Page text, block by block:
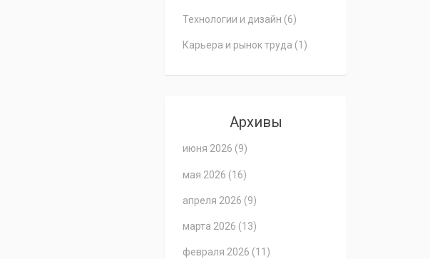
Технологии и дизайн (6)
Карьера и рынок труда (1)
Архивы
июня 2026 (9)
мая 2026 (16)
апреля 2026 (9)
марта 2026 (13)
февраля 2026 (11)